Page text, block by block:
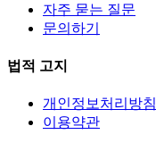
자주 묻는 질문
문의하기
법적 고지
개인정보처리방침
이용약관